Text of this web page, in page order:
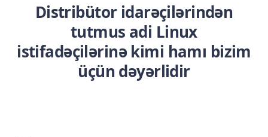
Distribütor idarəçilərindən
tutmus adi Linux
istifadəçilərinə kimi hamı bizim
üçün dəyərlidir